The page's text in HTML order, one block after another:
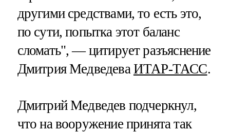
другими средствами, то есть это,
по сути, попытка этот баланс
сломать", — цитирует разъяснение
Дмитрия Медведева ИТАР-ТАСС.
Дмитрий Медведев подчеркнул,
что на вооружение принята так